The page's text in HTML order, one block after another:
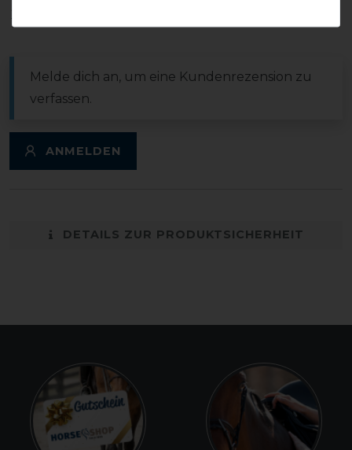
1
Melde dich an, um eine Kundenrezension zu
verfassen.
ANMELDEN
DETAILS ZUR PRODUKTSICHERHEIT